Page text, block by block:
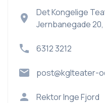
Det Kongelige
Jernbanegade
6312 3212
post@kglteater-
RektorInge Fjord